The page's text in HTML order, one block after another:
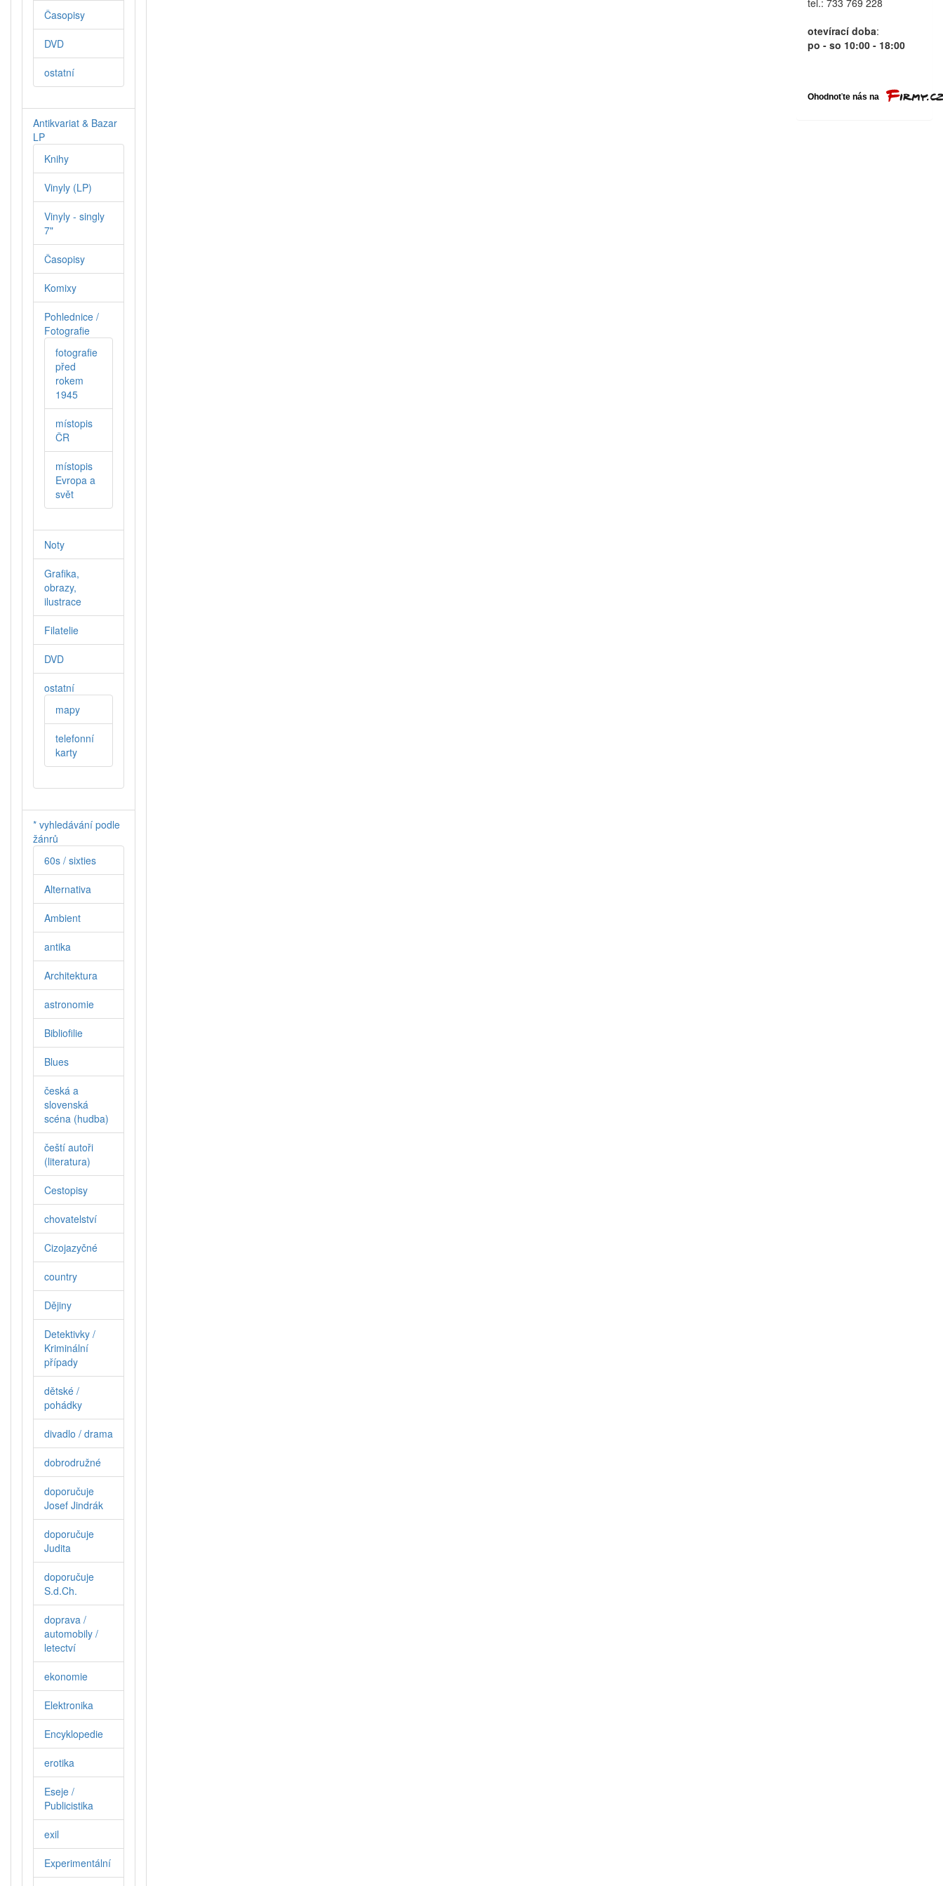
Časopisy
DVD
ostatní
Antikvariat & Bazar
LP
Knihy
Vinyly (LP)
Vinyly - singly
7"
Časopisy
Komixy
Pohlednice /
Fotografie
fotografie
před
rokem
1945
místopis
ČR
místopis
Evropa a
svět
Noty
Grafika,
obrazy,
ilustrace
Filatelie
DVD
ostatní
mapy
telefonní
karty
* vyhledávání podle
žánrů
60s / sixties
Alternativa
Ambient
antika
Architektura
astronomie
Bibliofilie
Blues
česká a
slovenská
scéna (hudba)
čeští autoři
(literatura)
Cestopisy
chovatelství
Cizojazyčné
country
Dějiny
Detektivky /
Kriminální
případy
dětské /
pohádky
divadlo / drama
dobrodružné
doporučuje
Josef Jindrák
doporučuje
Judita
doporučuje
S.d.Ch.
doprava /
automobily /
letectví
ekonomie
Elektronika
Encyklopedie
erotika
Eseje /
Publicistika
exil
Experimentální
tel.: 733 769 228
otevírací doba:
po - so 10:00 - 18:00